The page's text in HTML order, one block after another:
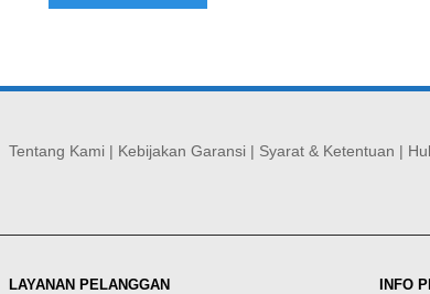
Tentang Kami | Kebijakan Garansi | Syarat & Ketentuan |
LAYANAN PELANGGAN INFO